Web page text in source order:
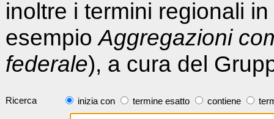
inoltre i termini regionali
esempioAggregazioni
federale), a cura del
Ricerca inizia con termine esatto contiene